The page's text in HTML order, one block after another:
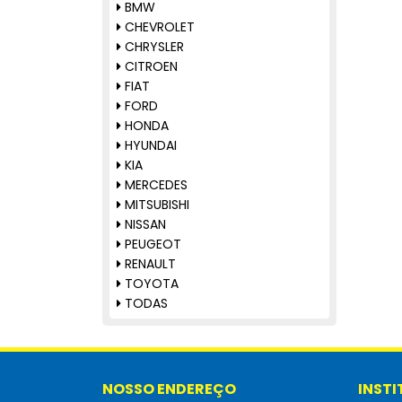
TRASEIRO
RETROVISORES
SUPORTE DO PARACHOQUE
TAMPAS TRASEIRAS
TAPETES
TRAVESSAS
TODAS
BMW
CHEVROLET
CHRYSLER
CITROEN
FIAT
FORD
HONDA
HYUNDAI
KIA
MERCEDES
MITSUBISHI
NISSAN
PEUGEOT
RENAULT
TOYOTA
TODAS
NOSSO ENDEREÇO